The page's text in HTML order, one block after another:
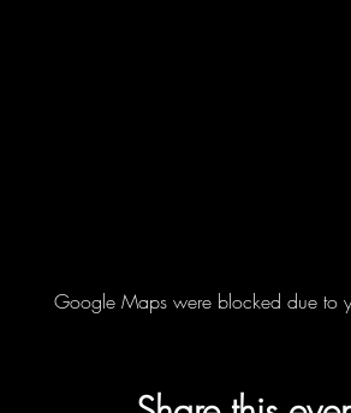
Google Maps were blocked due to